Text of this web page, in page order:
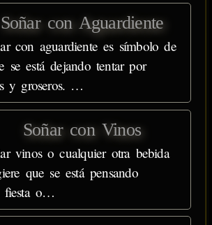
Soñar con Aguardiente
con aguardiente es símbolo de
se está dejando tentar por
y groseros. …
Soñar con Vinos
vinos o cualquier otra bebida
que se está pensando
fiesta o…